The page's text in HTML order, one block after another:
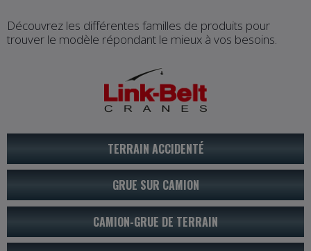
Découvrez les différentes familles de produits pour
trouver le modèle répondant le mieux à vos besoins.
TERRAIN ACCIDENTÉ
GRUE SUR CAMION
CAMION-GRUE DE TERRAIN